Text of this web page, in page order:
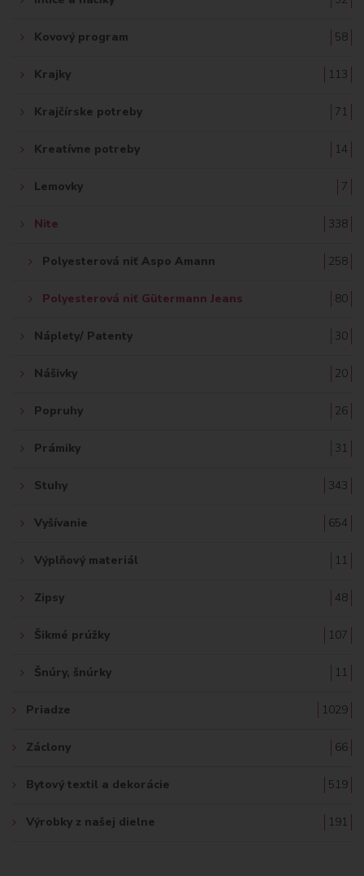
Kovový program 58
Krajky 113
Krajčírske potreby 71
Kreatívne potreby 14
Lemovky 7
Nite 338
Polyesterová niť Aspo Amann 258
Polyesterová niť Gütermann Jeans 80
Náplety/ Patenty 30
Nášivky 20
Popruhy 26
Prámiky 31
Stuhy 343
Vyšívanie 654
Výplňový materiál 11
Zipsy 48
Šikmé prúžky 107
Šnúry, šnúrky 11
Priadze 1029
Záclony 66
Bytový textil a dekorácie 519
Výrobky z našej dielne 191